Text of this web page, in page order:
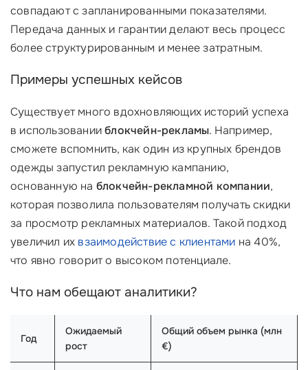
совпадают с запланированными показателями.
Передача данных и гарантии делают весь процесс
более структурированным и менее затратным.
Примеры успешных кейсов
Существует много вдохновляющих историй успеха
в использованииблокчейн-рекламы. Например,
сможете вспомнить, как один из крупных брендов
одежды запустил рекламную кампанию,
основанную на блокчейн-рекламной компании,
которая позволила пользователям получать скидки
за просмотр рекламных материалов. Такой подход
увеличил их взаимодействие с клиентами на 40%,
что явно говорит о высоком потенциале.
Что нам обещают аналитики?
Год
Ожидаемый
рост
Общий объем рынка (млн
€)